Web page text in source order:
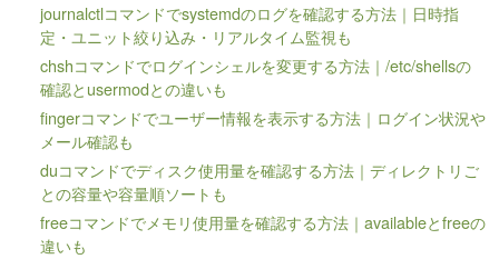
journalctlコマンドでsystemdのログを確認する方法｜日時指
定・ユニット絞り込み・リアルタイム監視も
chshコマンドでログインシェルを変更する方法｜/etc/shellsの
確認とusermodとの違いも
fingerコマンドでユーザー情報を表示する方法｜ログイン状況や
メール確認も
duコマンドでディスク使用量を確認する方法｜ディレクトリご
との容量や容量順ソートも
freeコマンドでメモリ使用量を確認する方法｜availableとfreeの
違いも